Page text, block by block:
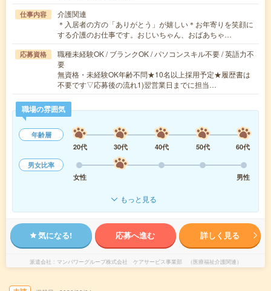
仕事内容
介護関連
＊入居者の方の「ありがとう」が嬉しい＊お年寄りを笑顔に
する介護のお仕事です。おじいちゃん、おばあちゃ…
応募資格
職種未経験OK / ブランクOK / パソコンスキル不要 / 英語力不
要
無資格・未経験OK年齢不問★10名以上採用予定★履歴書は
不要です▽応募後の流れ1)翌営業日までに担当…
職場の雰囲気
年齢層
20代
30代 40代 50代
60代
男女比率
女性
男性
もっと見る
気になる! 応募へ進む 詳しく見る
派遣会社 マンパワーグループ株式会社 ケアサービス事業部 （医療福祉介護関連）